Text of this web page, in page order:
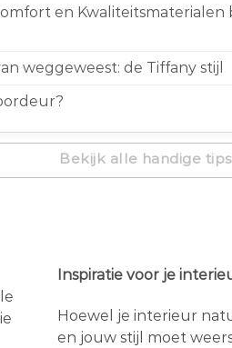
en Kwaliteitsmaterialen
weggeweest: de Tiffany stijl
Bekijk alle handige tips
Inspiratie voor je
Hoewel je interieur
en jouw stijl moet